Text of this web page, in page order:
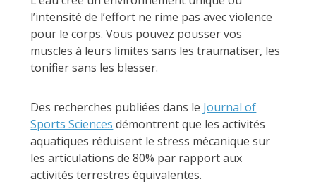
l’intensité de l’effort ne rime pas avec violence
pour le corps. Vous pouvez pousser vos
muscles à leurs limites sans les traumatiser, les
tonifier sans les blesser.
Des recherches publiées dans le Journal of
Sports Sciences démontrent que les activités
aquatiques réduisent le stress mécanique sur
les articulations de 80% par rapport aux
activités terrestres équivalentes.